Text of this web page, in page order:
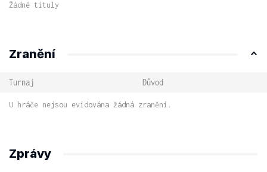
Žádné tituly
Zranění
Turnaj Důvod
U hráče nejsou evidována žádná zranění.
Zprávy